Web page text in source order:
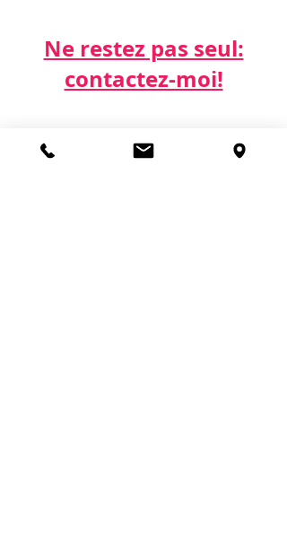
Ne restez pas seul:
contactez-moi!​​​​​
Par téléphone:
06 21 68 16 26